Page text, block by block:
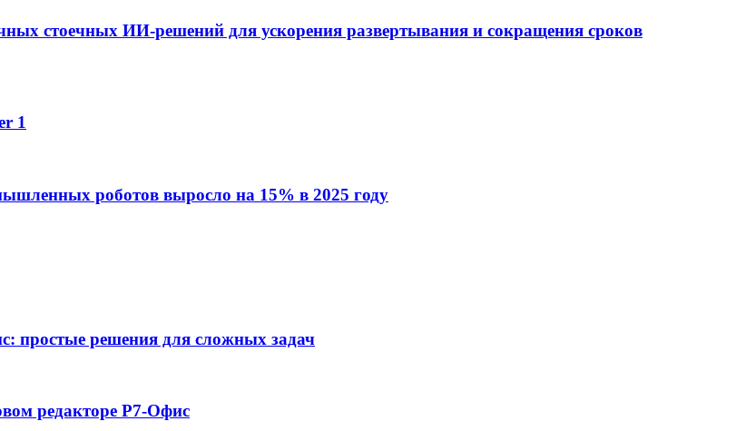
стоечных ИИ-решений для ускорения развертывания и сокращения сроков
1
роботов выросло на 15% в 2025 году
простые решения для сложных задач
редакторе Р7-Офис